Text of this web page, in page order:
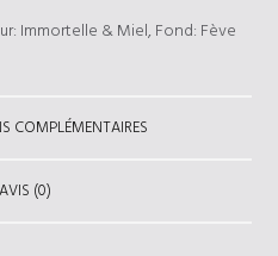
Immortelle & Miel, Fond: Fève
COMPLÉMENTAIRES
AVIS (0)